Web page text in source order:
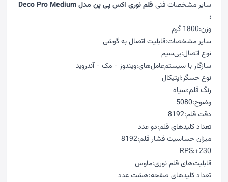
سایر مشخصات فنی
قلم نوری اکس پی پن مدل Deco Pro Medium
:
وزن:1800 گرم
سایر مشخصات:قابلیت اتصال به گوشی
نوع اتصال:بی‌سیم
سازگار با سیستم‌عامل‌های:ویندوز - مک - آندروید
نوع حسگر:اپتیکال
رنگ قلم:سیاه
وضوح:5080
دقت قلم:8192
تعداد کلیدهای قلم:دو عدد
میزان حساسیت فشار قلم:8192
RPS:+230
قابلیت‌های قلم نوری:ماوس
تعداد کلیدهای صفحه:هشت عدد